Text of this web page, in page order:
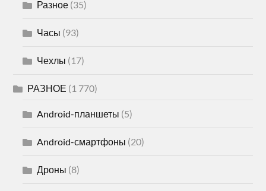
Разное (35)
Часы (93)
Чехлы (17)
РАЗНОЕ (1 770)
Android-планшеты (5)
Android-смартфоны (20)
Дроны (8)